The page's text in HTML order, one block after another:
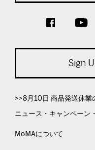
Sign
>>8月10日 商品発送休業
ニュース・キャンペーン
MoMAについて